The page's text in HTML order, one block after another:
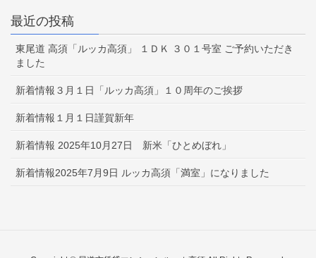
最近の投稿
東尾道 高須「ルッカ高須」 １ＤＫ ３０１号室 ご予約いただき
ました
新着情報３月１日「ルッカ高須」１０周年のご挨拶
新着情報１月１日謹賀新年
新着情報 2025年10月27日 新米「ひとめぼれ」
新着情報2025年7月9日 ルッカ高須「満室」になりました